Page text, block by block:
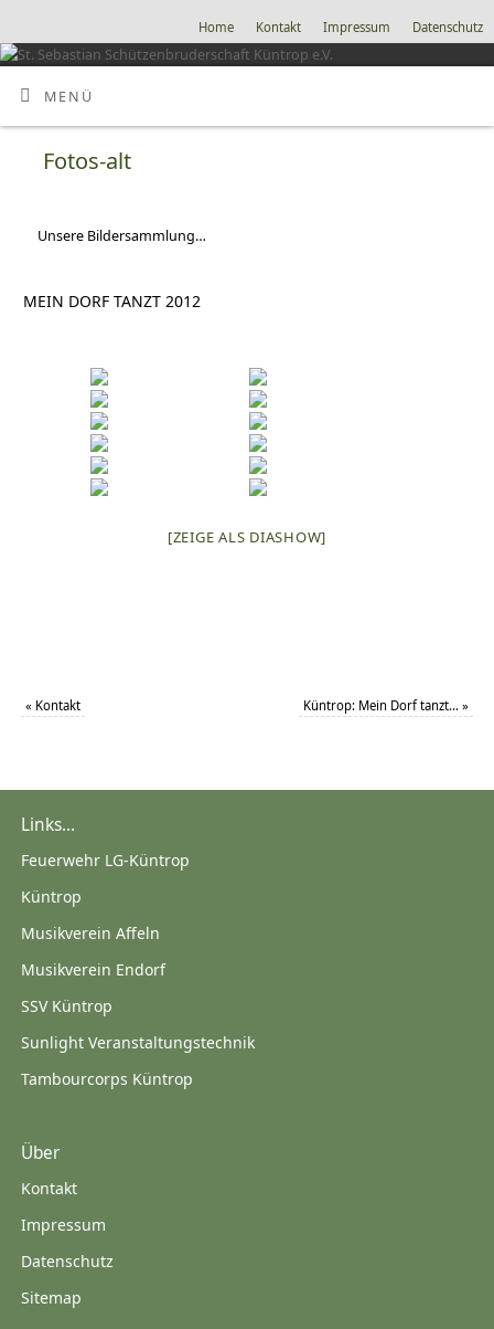
Home Kontakt Impressum Datenschutz
MENÜ
Fotos-alt
Unsere Bildersammlung…
MEIN DORF TANZT 2012
[ZEIGE ALS DIASHOW]
« Kontakt Küntrop: Mein Dorf tanzt…»
Links...
Feuerwehr LG-Küntrop
Küntrop
Musikverein Affeln
Musikverein Endorf
SSV Küntrop
Sunlight Veranstaltungstechnik
Tambourcorps Küntrop
Über
Kontakt
Impressum
Datenschutz
Sitemap